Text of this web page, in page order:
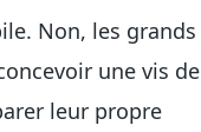
Non, les grands
une vis de
leur propre